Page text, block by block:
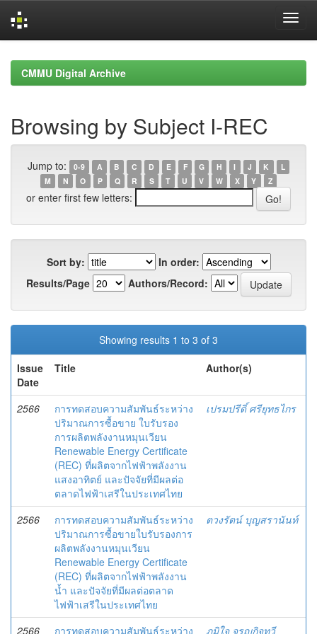
navigationCMMU Digital Archive
Browsing by Subject I-REC
Jump to: 0-9 A B C D E F G H I J K
L
M
N O P Q R S T U V W X Y Z
or enter first few letters:
Sort by:
In order:
Results/Page
Authors/Record:
Showing results 1 to 3 of 3
Issue
Date
Title Author(s)
2566
การทดสอบความสัมพันธ์ระหว่าง
ปริมาณการซื้อขาย ใบรับรอง
การผลิตพลังงานหมุนเวียน
Renewable Energy Certificate
(REC) ที่ผลิตจากไฟฟ้าพลังงาน
แสงอาทิตย์ และปัจจัยที่มีผลต่อ
ตลาดไฟฟ้าเสรีในประเทศไทย
เปรมปรีดิ์ ศรียุทธไกร
2566
การทดสอบความสัมพันธ์ระหว่าง
ปริมาณการซื้อขายใบรับรองการ
ผลิตพลังงานหมุนเวียน
Renewable Energy Certificate
(REC) ที่ผลิตจากไฟฟ้าพลังงาน
น้ำ และปัจจัยที่มีผลต่อตลาด
ไฟฟ้าเสรีในประเทศไทย
ตวงรัตน์ บุญสรานันท์
2566 การทดสอบความสัมพันธ์ระหว่าง ภูมิใจ จรูญกิจทวี